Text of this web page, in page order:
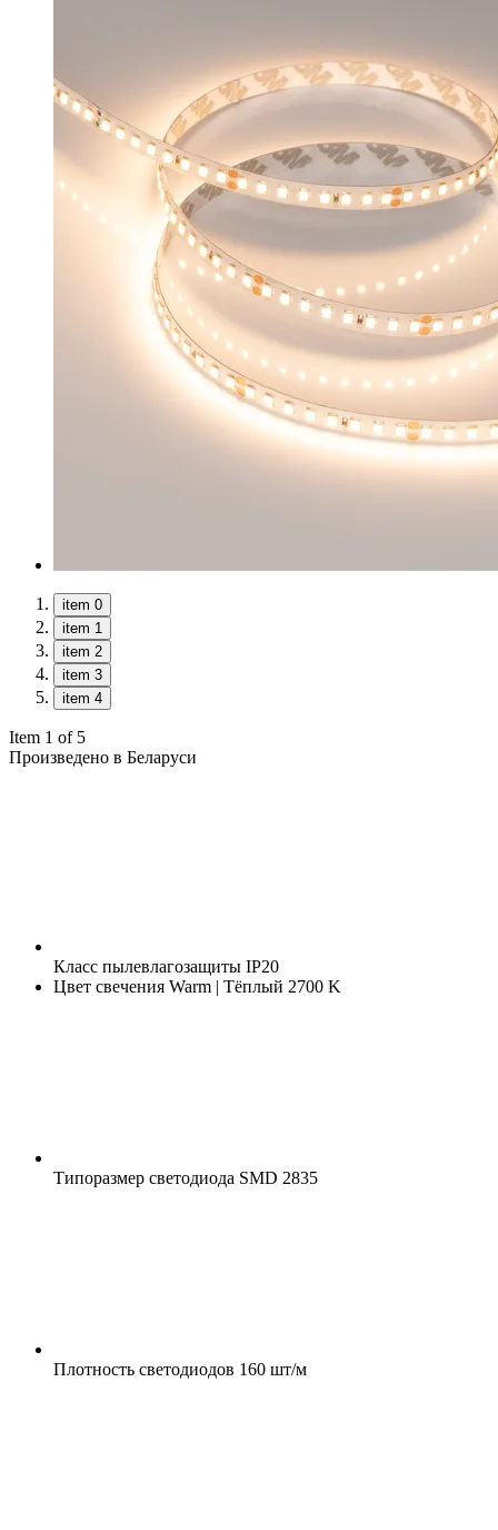
item 0
item 1
item 2
item 3
item 4
Item 1 of 5
Произведено в Беларуси
Класс пылевлагозащиты IP20
Цвет свечения Warm | Тёплый 2700 K
Типоразмер светодиода SMD 2835
Плотность светодиодов 160 шт/м